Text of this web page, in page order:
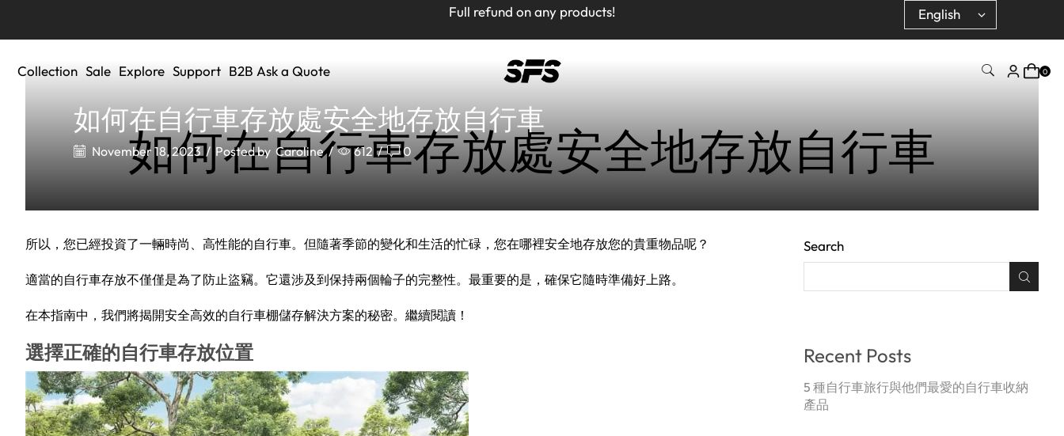
Full refund on any products!
USA free shipping on orders $150+ Code : ROYCBABA
Full refund on any products!
USA free shipping on orders $150+ Code : ROYCBABA
Collection Sale Explore Support B2B Ask a Quote 0
Home Guides And Recommendations
如何在自行車存放處安全地存放自行車
如何在自行車存放處安全地存放自行車
November 18, 2023 / Posted by Caroline / 612 / 0
所以，您已經投資了一輛時尚、高性能的自行車。但隨著季節的變化和生活的忙碌，您在哪裡安全地存放您的貴重物品呢？
適當的自行車存放不僅僅是為了防止盜竊。它還涉及到保持兩個輪子的完整性。最重要的是，確保它隨時準備好上路。
在本指南中，我們將揭開安全高效的自行車棚儲存解決方案的秘密。繼續閱讀！
選擇正確的自行車存放位置
Search
Recent Posts
5 種自行車旅行與他們最愛的自行車收納
產品